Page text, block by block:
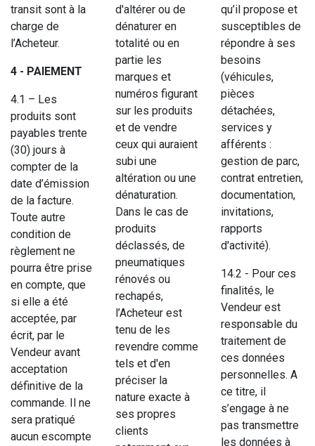
transit sont à la
charge de
l’Acheteur.
4 - PAIEMENT
4.1 – Les
produits sont
payables trente
(30) jours à
compter de la
date d’émission
de la facture.
Toute autre
condition de
règlement ne
pourra être prise
en compte, que
si elle a été
acceptée, par
écrit, par le
Vendeur avant
acceptation
définitive de la
commande. Il ne
sera pratiqué
aucun escompte
d'altérer ou de
dénaturer en
totalité ou en
partie les
marques et
numéros figurant
sur les produits
et de vendre
ceux qui auraient
subi une
altération ou une
dénaturation.
Dans le cas de
produits
déclassés, de
pneumatiques
rénovés ou
rechapés,
l’Acheteur est
tenu de les
revendre comme
tels et d'en
préciser la
nature exacte à
ses propres
clients
qu’il propose et
susceptibles de
répondre à ses
besoins
(véhicules,
pièces
détachées,
services y
afférents :
gestion de parc,
contrat entretien,
documentation,
invitations,
rapports
d'activité).
14.2 - Pour ces
finalités, le
Vendeur est
responsable du
traitement de
ces données
personnelles. A
ce titre, il
s’engage à ne
pas transmettre
les données à